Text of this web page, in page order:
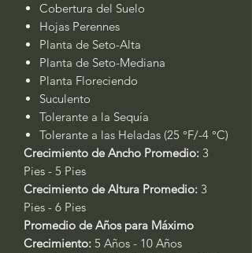
Cobertura del Suelo
Hojas Perennes
Planta de Seto-Alta
Planta de Seto-Mediana
Planta Floreciendo
Suculento
Tolerante a la Sequía
Tolerante a las Heladas (25 °F/-4 °C)
Crecimiento de Ancho Promedio: 3
Pies - 5 Pies
Crecimiento de Altura Promedio: 3
Pies - 6 Pies
Promedio de Años para Máximo
Crecimiento: 5 Años - 10 Años